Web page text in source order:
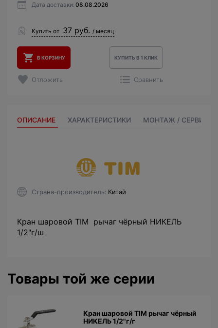
Дата доставки: 08.08.2026
Купить от 37 руб. / месяц
В КОРЗИНУ КУПИТЬ В 1 КЛИК
Отложить Сравнить
ОПИСАНИЕ ХАРАКТЕРИСТИКИ МОНТАЖ / СЕРВИС
Страна-производитель Китай
Кран шаровой TIM рычаг чёрный НИКЕЛЬ
1/2"г/ш
Товары той же серии
Кран шаровой TIM рычаг чёрный
НИКЕЛЬ 1/2"г/г